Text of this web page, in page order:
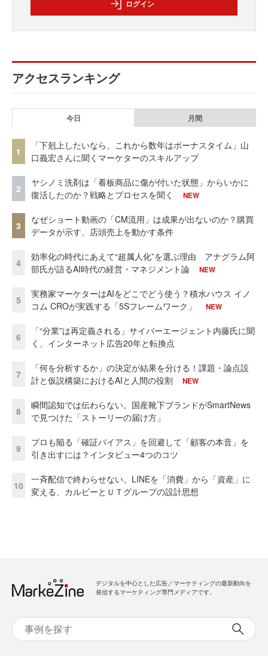
ログイン
アクセスランキング
今日 月間
1
「下剋上したいなら、これから数年はボーナスタイム」山
口義宏さんに聞くマーケターのスキルアップ
2
ヤシノミ洗剤は「看板商品に傷が付いた状態」からいかに
復活したのか？戦略とプロセスを聞く
NEW
3
なぜショート動画の「CM流用」は成果が出ないのか？購買
データが示す、店頭売上を動かす条件
4
効率化の時代にあえて“超属人化”を選ぶ理由 アナグラム阿
部氏が語るAI時代の経営・マネジメント論
NEW
5
実務家マーケターはAIをどこでどう使う？積水ハウス イノ
コム CROが実践する「5Sフレームワーク」
NEW
6
「“分業”は再定義される」サイバーエージェント内藤氏に聞
く、インターネット広告20年と転換点
7
「何を分析するか」の決定が結果を分ける！課題・論点設
計と仮説構築におけるAIと人間の役割
NEW
8
瞬間認知では伝わらない。国産靴下ブランドがSmartNews
で見つけた「ストーリーの届け方」
9
プロも陥る「確証バイアス」を回避して「顧客の本音」を
引き出すには？インタビュー4つのコツ
10
一斉配信で終わらせない。LINEを「消費」から「資産」に
変える、カルビーとＵＴグループの設計思想
デジタルを中心とした広告／マーケティングの最新動向を
発信するマーケティング専門メディアです。